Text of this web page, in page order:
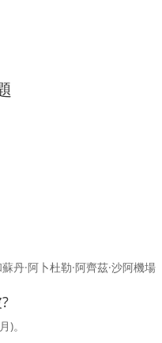
·阿卜杜勒·阿齊茲·沙阿機場
)。